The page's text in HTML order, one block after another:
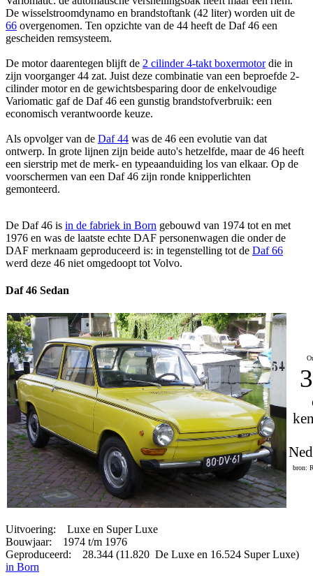
De wisselstroomdynamo en brandstoftank (42 liter) worden uit de
66 overgenomen. Ten opzichte van de 44 heeft de Daf 46 een
gescheiden remsysteem.
De motor daarentegen blijft de 2 cilinder 4-takt boxermotordie in
zijn voorganger 44 zat. Juist deze combinatie van een beproefde 2-
cilinder motor en de gewichtsbesparing door de enkelvoudige
Variomatic gaf de Daf 46 een gunstig brandstofverbruik: een
economisch verantwoorde keuze.
Als opvolger van de Daf 44 was de 46 een evolutie van dat
ontwerp. In grote lijnen zijn beide auto's hetzelfde, maar de 46 heeft
een sierstrip met de merk- en typeaanduiding los van elkaar. Op de
voorschermen van een Daf 46 zijn ronde knipperlichten
gemonteerd.
De Daf 46 is in de fabriek in Born gebouwd van 1974 tot en met
1976 en was de laatste echte DAF personenwagen die onder de
DAF merknaam geproduceerd is: in tegenstelling tot de Daf 66
werd deze 46 niet omgedoopt tot Volvo.
Daf 46 Sedan
bron:
Uitvoering: Luxe en Super Luxe
Bouwjaar: 1974 t/m 1976
Geproduceerd: 28.344 (11.820 De Luxe en 16.524 Super Luxe)
in Born